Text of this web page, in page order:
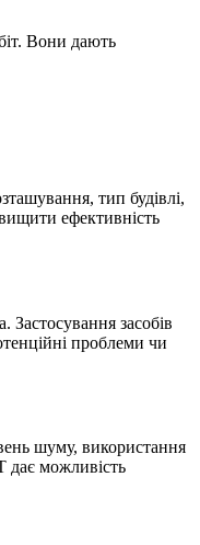
Вони дають
тип будівлі,
ефективність
Застосування засобів
проблеми чи
шуму, використання
дає можливість